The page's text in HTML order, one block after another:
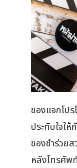
ของแจกโป
ประทับใจใ
ของชำร่วย
หลังโทรศัพ